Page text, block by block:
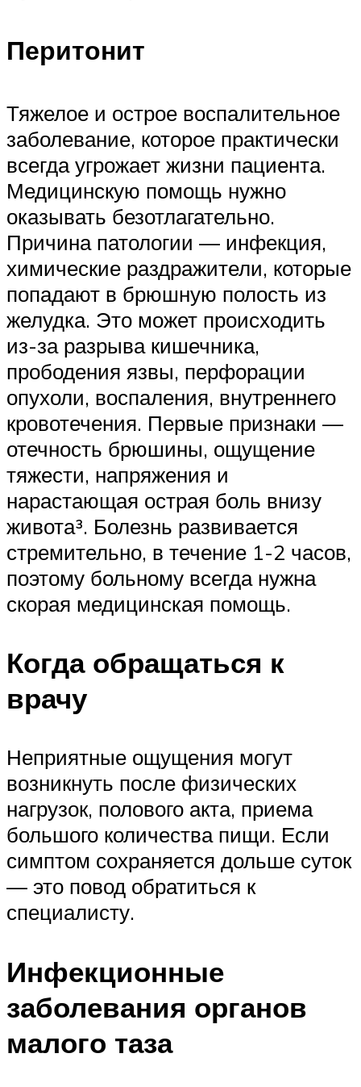
Перитонит
Тяжелое и острое воспалительное
заболевание, которое практически
всегда угрожает жизни пациента.
Медицинскую помощь нужно
оказывать безотлагательно.
Причина патологии — инфекция,
химические раздражители, которые
попадают в брюшную полость из
желудка. Это может происходить
из-за разрыва кишечника,
прободения язвы, перфорации
опухоли, воспаления, внутреннего
кровотечения. Первые признаки —
отечность брюшины, ощущение
тяжести, напряжения и
нарастающая острая боль внизу
живота³. Болезнь развивается
стремительно, в течение 1-2 часов,
поэтому больному всегда нужна
скорая медицинская помощь.
Когда обращаться к
врачу
Неприятные ощущения могут
возникнуть после физических
нагрузок, полового акта, приема
большого количества пищи. Если
симптом сохраняется дольше суток
— это повод обратиться к
специалисту.
Инфекционные
заболевания органов
малого таза